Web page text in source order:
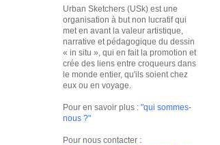
Urban Sketchers (USk) est une
organisation à but non lucratif qui
met en avant la valeur artistique,
narrative et pédagogique du dessin
« in situ », qui en fait la promotion et
crée des liens entre croqueurs dans
le monde entier, qu'ils soient chez
eux ou en voyage.
Pour en savoir plus : "qui sommes-
nous ?"
Pour nous contacter :